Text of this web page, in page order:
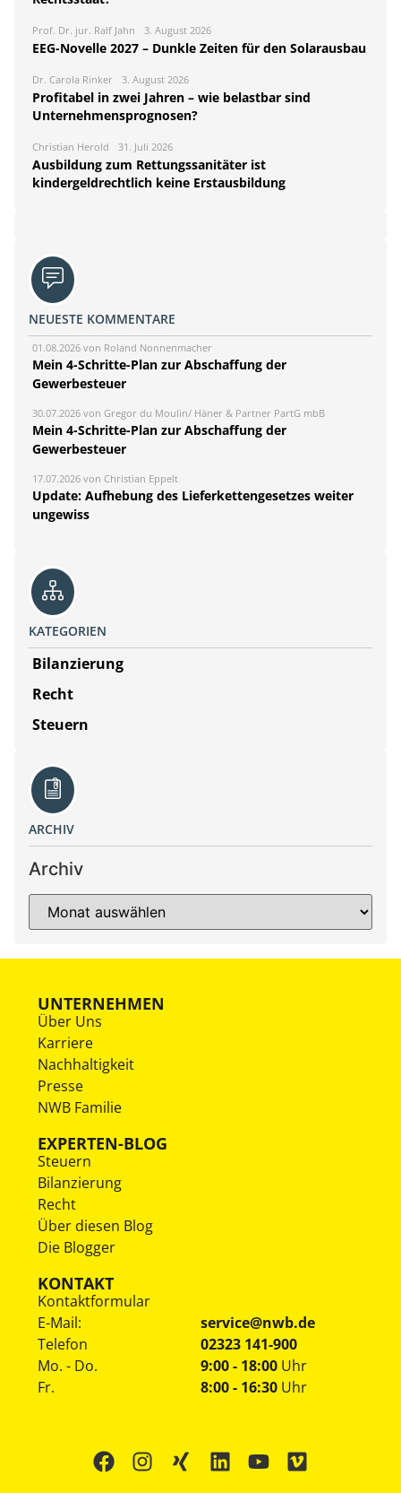
Prof. Dr. jur. Ralf Jahn 3. August 2026
EEG-Novelle 2027 – Dunkle Zeiten für den Solarausbau
Dr. Carola Rinker 3. August 2026
Profitabel in zwei Jahren – wie belastbar sind
Unternehmensprognosen?
Christian Herold 31. Juli 2026
Ausbildung zum Rettungssanitäter ist
kindergeldrechtlich keine Erstausbildung
NEUESTE KOMMENTARE
01.08.2026 von Roland Nonnenmacher
Mein 4-Schritte-Plan zur Abschaffung der
Gewerbesteuer
30.07.2026 von Gregor du Moulin/ Häner & Partner PartG mbB
Mein 4-Schritte-Plan zur Abschaffung der
Gewerbesteuer
17.07.2026 von Christian Eppelt
Update: Aufhebung des Lieferkettengesetzes weiter
ungewiss
KATEGORIEN
Bilanzierung
Recht
Steuern
ARCHIV
Archiv
UNTERNEHMEN
Über Uns
Karriere
Nachhaltigkeit
Presse
NWB Familie
EXPERTEN-BLOG
Steuern
Bilanzierung
Recht
Über diesen Blog
Die Blogger
KONTAKT
Kontaktformular
E-Mail:
service@nwb.de
Telefon
02323 141-900
Mo. - Do.
Fr.
9:00 - 18:00 Uhr
8:00 - 16:30 Uhr